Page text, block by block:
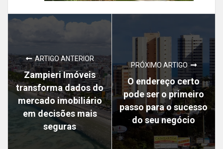
ARTIGO ANTERIOR
Zampieri Imóveis
transforma dados do
mercado imobiliário
em decisões mais
seguras
PRÓXIMO ARTIGO
O endereço certo
pode ser o primeiro
passo para o sucesso
do seu negócio